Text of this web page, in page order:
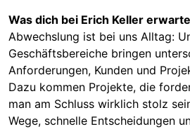
Was dich bei Erich Keller
Abwechslung ist bei uns Alltag:
Geschäftsbereiche bringen
Anforderungen, Kunden und
Dazu kommen Projekte, die
man am Schluss wirklich stolz
Wege, schnelle Entscheidungen